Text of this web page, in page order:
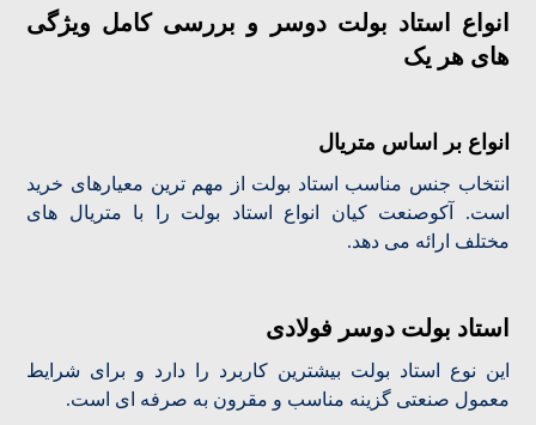
انواع استاد بولت دوسر و بررسی کامل ویژگی
های هر یک
انواع بر اساس متریال
انتخاب جنس مناسب استاد بولت از مهم ترین معیارهای خرید
است. آکوصنعت کیان انواع استاد بولت را با متریال های
مختلف ارائه می دهد.
استاد بولت دوسر فولادی
این نوع استاد بولت بیشترین کاربرد را دارد و برای شرایط
معمول صنعتی گزینه مناسب و مقرون به صرفه ای است.